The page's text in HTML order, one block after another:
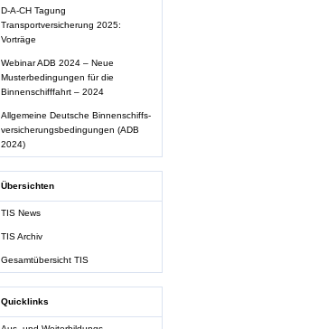
D-A-CH Tagung
Transportversicherung 2025:
Vorträge
Webinar ADB 2024 – Neue
Musterbedingungen für die
Binnenschifffahrt – 2024
Allgemeine Deutsche Binnenschiffs-
versicherungsbedingungen (ADB
2024)
Übersichten
TIS News
TIS Archiv
Gesamtübersicht TIS
Quicklinks